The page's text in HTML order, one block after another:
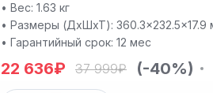
• Вес: 1.63 кг
• Размеры (ДхШхТ): 360.3x232.5x17.9
• Гарантийный срок: 12 мес
22 636₽ 37 999₽ (-40%)